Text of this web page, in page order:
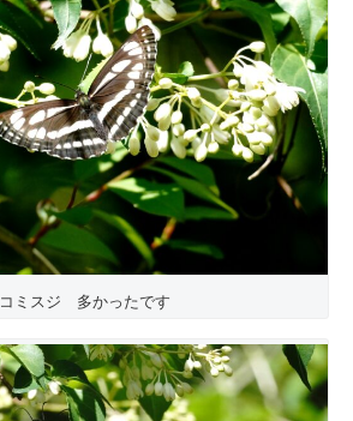
コミスジ 多かったです